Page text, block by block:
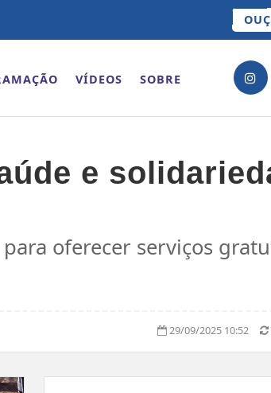
VÍDEOS SOBRE
e
oferecer serviços
29/09/2025 10:52